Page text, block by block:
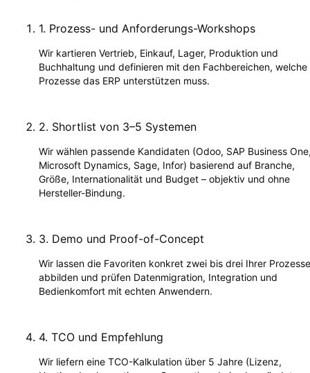
1. Prozess- und Anforderungs-Workshops
Wir kartieren Vertrieb, Einkauf, Lager, Produktion und
Buchhaltung und definieren mit den Fachbereichen, welche
Prozesse das ERP unterstützen muss.
2. Shortlist von 3–5 Systemen
Wir wählen passende Kandidaten (Odoo, SAP Business
Microsoft Dynamics, Sage, Infor) basierend auf Branche,
Größe, Internationalität und Budget – objektiv und ohne
Hersteller-Bindung.
3. Demo und Proof-of-Concept
Wir lassen die Favoriten konkret zwei bis drei Ihrer Prozesse
abbilden und prüfen Datenmigration, Integration und
Bedienkomfort mit echten Anwendern.
4. TCO und Empfehlung
Wir liefern eine TCO-Kalkulation über 5 Jahre (Lizenz,